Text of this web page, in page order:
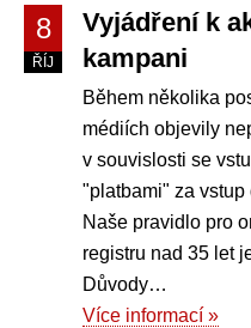
8
ŘÍJ
Vyjádření k
kampani
Během několika
médiích objevily
v souvislosti se
"platbami" za vstup
Naše pravidlo pro
registru nad 35 let
Důvody…
Více informací »